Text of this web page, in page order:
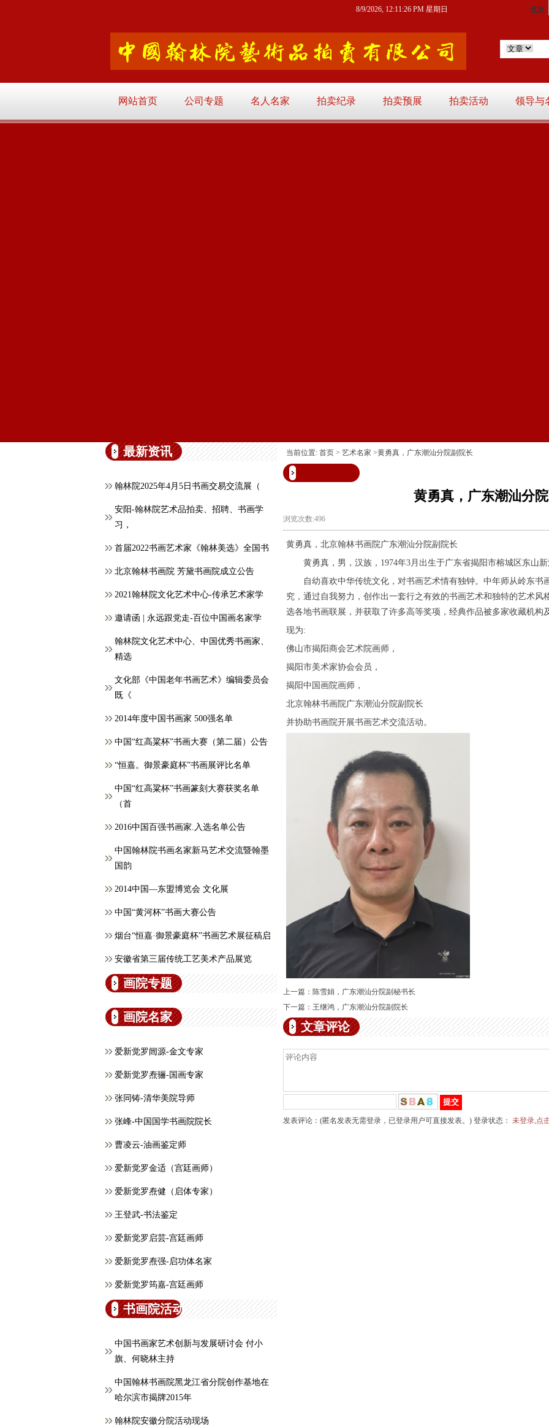
网站首页 公司专题 名人名家 拍卖纪录 拍卖预展 拍卖活动 领导与
8/9/2026, 12:11:27 PM 星期日
最新资讯
翰林院2025年4月5日书画交易交流展（
安阳-翰林院艺术品拍卖、招聘、书画学
习，
首届2022书画艺术家《翰林美选》全国书
北京翰林书画院 芳黛书画院成立公告
2021翰林院文化艺术中心-传承艺术家学
邀请函 | 永远跟党走-百位中国画名家学
翰林院文化艺术中心、中国优秀书画家、
精选
文化部《中国老年书画艺术》编辑委员会
既《
2014年度中国书画家 500强名单
中国“红高粱杯”书画大赛（第二届）公告
“恒嘉。御景豪庭杯”书画展评比名单
中国“红高粱杯”书画篆刻大赛获奖名单
（首
2016中国百强书画家.入选名单公告
中国翰林院书画名家新马艺术交流暨翰墨
国韵
2014中国—东盟博览会 文化展
中国“黄河杯”书画大赛公告
烟台“恒嘉·御景豪庭杯”书画艺术展征稿启
安徽省第三届传统工艺美术产品展览
画院专题
画院名家
爱新觉罗闿源-金文专家
爱新觉罗焘骊-国画专家
张同铸-清华美院导师
张峰-中国国学书画院院长
曹凌云-油画鉴定师
爱新觉罗金适（宫廷画师）
爱新觉罗焘健（启体专家）
王登武-书法鉴定
爱新觉罗启芸-宫廷画师
爱新觉罗焘强-启功体名家
爱新觉罗筠嘉-宫廷画师
书画院活动
中国书画家艺术创新与发展研讨会 付小
旗、何晓林主持
中国翰林书画院黑龙江省分院创作基地在
哈尔滨市揭牌2015年
翰林院安徽分院活动现场
当前位置: 首页 > 艺术名家 >黄勇真，广东潮汕分院副院长
黄勇真，广东潮汕分
浏览次数:496
黄勇真，北京翰林书画院广东潮汕分院副院长
黄勇真，男，汉族， 1974年3月出生于广东省揭阳市榕城区东山
自幼喜欢中华传统文化，对书画艺术情有独钟。中年师从岭东
究，通过自我努力，创作出一套行之有效的书画艺术和独特的艺术
选各地书画联展，并获取了许多高等奖项，经典作品被多家收藏机构
现为:
佛山市揭阳商会艺术院画师，
揭阳市美术家协会会员，
揭阳中国画院画师，
北京翰林书画院广东潮汕分院副院长
并协助书画院开展书画艺术交流活动。
上一篇： 陈雪娟，广东潮汕分院副秘书长
下一篇： 王继鸿，广东潮汕分院副院长
文章评论
发表评论：(匿名发表无需登录，已登录用户可直接发表。) 登录状态： 未登录,点